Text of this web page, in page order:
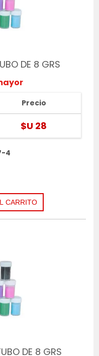
DE 8 GRS
Precio
$U 28
4
DE 8 GRS